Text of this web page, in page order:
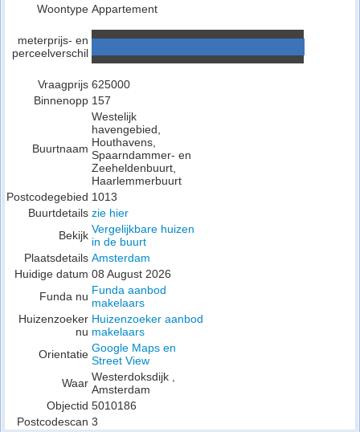
Woontype Appartement
meterprijs- en
perceelverschil
Vraagprijs 625000
Binnenopp 157
Buurtnaam
Westelijk
havengebied,
Houthavens,
Spaarndammer- en
Zeeheldenbuurt,
Haarlemmerbuurt
Postcodegebied 1013
Buurtdetails zie hier
Bekijk Vergelijkbare huizen
in de buurt
Plaatsdetails Amsterdam
Huidige datum 08 August 2026
Funda nu Funda aanbod
makelaars
Huizenzoeker
nu
Huizenzoeker aanbod
makelaars
Orientatie Google Maps en
Street View
Waar Westerdoksdijk ,
Amsterdam
Objectid 5010186
Postcodescan 3